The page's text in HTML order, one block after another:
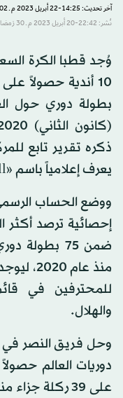
آخر تحديث: 14:25-22 أبريل 2023 م ـ 02 شوّال 1444 هـ
نُشر: 22:42-20 أبريل 2023 م ـ 30 رَمضان 1444 هـ
وُجد قطبا الكرة
بطولة دوري حول
ذكره تقرير تابع
يعرف إعلامياً باسم «CIES Football».
ووضع الحساب الرسمي
إحصائية ترصد أكثر
ضمن 75
منذ
للمحترفين في
والهلال.
وحل فريق النصر في
دوريات العالم